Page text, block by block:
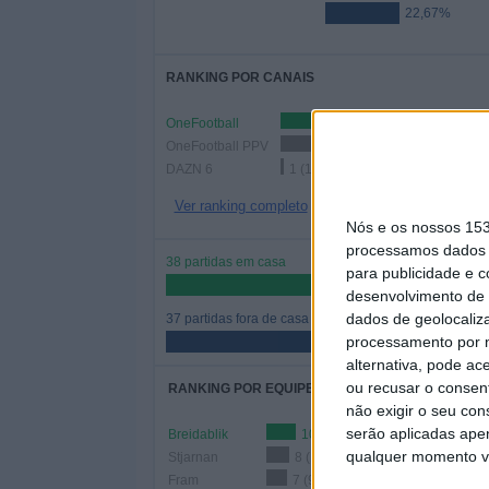
Nós e os nossos
processamos
para publicidade e
desenvolvimento de
dados de
processamento por
alternativa, pode
ou recusar o
não exigir o seu
serão aplicadas
qualquer momento
22,67%
RANKING POR CANAIS
OneFootball
OneFootball PPV
DAZN 6
1 (1,33%)
Ver ranking completo
38 partidas em casa
50,67%
37 partidas fora de casa
49,33%
RANKING POR EQUIPES
Breidablik
10 (13,33%)
Stjarnan
8 (10,67%)
Fram
7 (9,33%)